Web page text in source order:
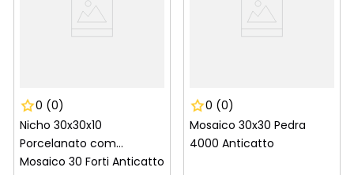
0 (0)
Nicho 30x30x10
Porcelanato com
Mosaico 30 Forti Anticatto
0 (0)
Mosaico 30x30 Pedra
4000 Anticatto